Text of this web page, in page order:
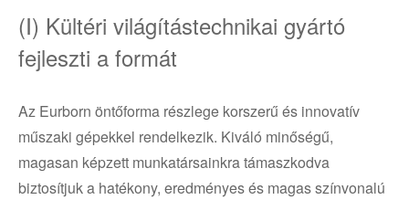
(Ⅰ) Kültéri világítástechnikai gyártó
fejleszti a formát
Az Eurborn öntőforma részlege korszerű és innovatív
műszaki gépekkel rendelkezik. Kiváló minőségű,
magasan képzett munkatársainkra támaszkodva
biztosítjuk a hatékony, eredményes és magas színvonalú